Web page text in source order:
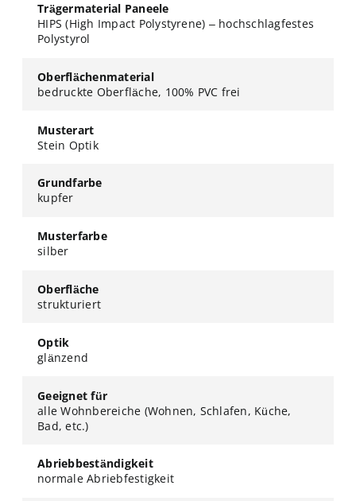
Trägermaterial Paneele
HIPS (High Impact Polystyrene) – hochschlagfestes
Polystyrol
Oberflächenmaterial
bedruckte Oberfläche, 100% PVC frei
Musterart
Stein Optik
Grundfarbe
kupfer
Musterfarbe
silber
Oberfläche
strukturiert
Optik
glänzend
Geeignet für
alle Wohnbereiche (Wohnen, Schlafen, Küche,
Bad, etc.)
Abriebbeständigkeit
normale Abriebfestigkeit